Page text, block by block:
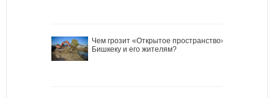
Чем грозит «Открытое пространство»
Бишкеку и его жителям?